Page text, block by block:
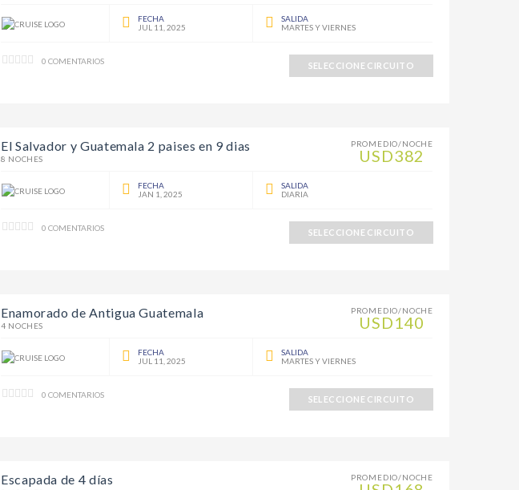
FECHA
JUL 11, 2025
SALIDA
MARTES Y VIERNES
0 COMENTARIOS SELECCIONE CIRCUITO
El Salvador y Guatemala 2 paises en 9 dias
8 NOCHES
PROMEDIO/NOCHE
USD382
FECHA
JAN 1, 2025
SALIDA
DIARIA
0 COMENTARIOS SELECCIONE CIRCUITO
Enamorado de Antigua Guatemala
4 NOCHES
PROMEDIO/NOCHE
USD140
FECHA
JUL 11, 2025
SALIDA
MARTES Y VIERNES
0 COMENTARIOS SELECCIONE CIRCUITO
Escapada de 4 días PROMEDIO/NOCHE